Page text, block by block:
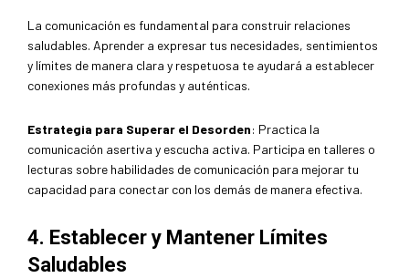
La comunicación es fundamental para construir relaciones
saludables. Aprender a expresar tus necesidades, sentimientos
y límites de manera clara y respetuosa te ayudará a establecer
conexiones más profundas y auténticas.
Estrategia para Superar el Desorden: Practica la
comunicación asertiva y escucha activa. Participa en talleres o
lecturas sobre habilidades de comunicación para mejorar tu
capacidad para conectar con los demás de manera efectiva.
4. Establecer y Mantener Límites
Saludables